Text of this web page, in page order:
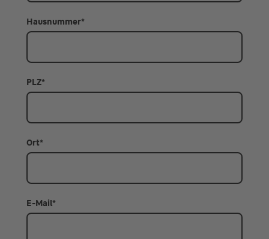
Hausnummer*
PLZ*
Ort*
E-Mail*